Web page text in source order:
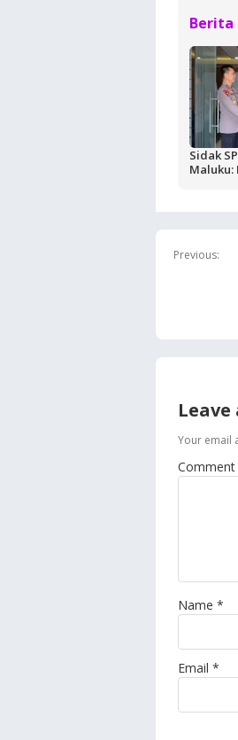
Sidak
Maluku:
Previous:
Leave
Your email
Comment
Name *
Email *